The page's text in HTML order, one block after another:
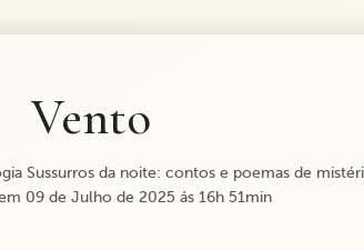
Vento
Sussurros da noite: contos e poemas de
09 de Julho de 2025 ás 16h 51min